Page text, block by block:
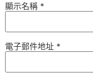
顯示名稱 *
電子郵件地址 *